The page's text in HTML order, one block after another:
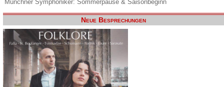
Münchner Symphoniker: Sommerpause & Saisonbeginn
Neue Besprechungen